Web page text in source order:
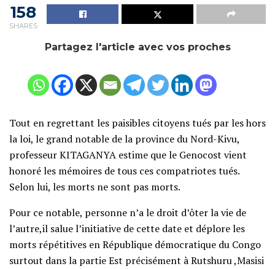
158
SHARES
Partagez l'article avec vos proches
Tout en regrettant les paisibles citoyens tués par les hors
la loi, le grand notable de la province du Nord-Kivu,
professeur KITAGANYA estime que le Genocost vient
honoré les mémoires de tous ces compatriotes tués.
Selon lui, les morts ne sont pas morts.
Pour ce notable, personne n’a le droit d’ôter la vie de
l’autre,il salue l’initiative de cette date et déplore les
morts répétitives en République démocratique du Congo
surtout dans la partie Est précisément à Rutshuru ,Masisi